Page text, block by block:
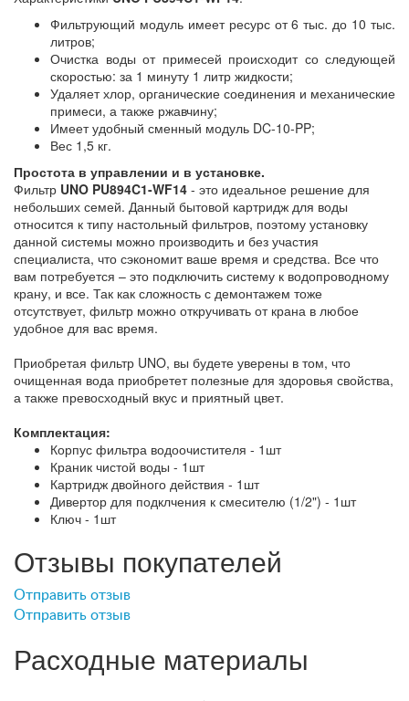
Фильтрующий модуль имеет ресурс от 6 тыс. до 10 тыс.
литров;
Очистка воды от примесей происходит со следующей
скоростью: за 1 минуту 1 литр жидкости;
Удаляет хлор, органические соединения и механические
примеси, а также ржавчину;
Имеет удобный сменный модуль DC-10-PP;
Вес 1,5 кг.
Простота в управлении и в установке.
Фильтр UNO PU894C1-WF14 - это идеальное решение для
небольших семей. Данный бытовой картридж для воды
относится к типу настольный фильтров, поэтому установку
данной системы можно производить и без участия
специалиста, что сэкономит ваше время и средства. Все что
вам потребуется – это подключить систему к водопроводному
крану, и все. Так как сложность с демонтажем тоже
отсутствует, фильтр можно откручивать от крана в любое
удобное для вас время.
Приобретая фильтр UNO, вы будете уверены в том, что
очищенная вода приобретет полезные для здоровья свойства,
а также превосходный вкус и приятный цвет.
Комплектация:
Корпус фильтра водоочистителя - 1шт
Краник чистой воды - 1шт
Картридж двойного действия - 1шт
Дивертор для подклчения к смесителю (1/2") - 1шт
Ключ - 1шт
Отзывы покупателей
Отправить отзыв
Отправить отзыв
Расходные материалы